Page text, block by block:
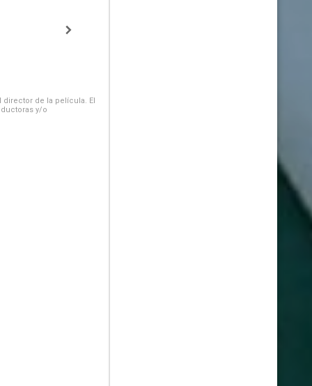
de la película. El
y/o